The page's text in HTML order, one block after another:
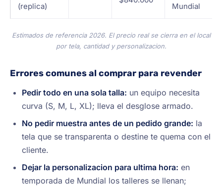
(replica)
Mundial
Estimados de referencia 2026. El precio real se cierra en el local
por tela, cantidad y personalizacion.
Errores comunes al comprar para revender
Pedir todo en una sola talla: un equipo necesita
curva (S, M, L, XL); lleva el desglose armado.
No pedir muestra antes de un pedido grande: la
tela que se transparenta o destine te quema con el
cliente.
Dejar la personalizacion para ultima hora: en
temporada de Mundial los talleres se llenan;